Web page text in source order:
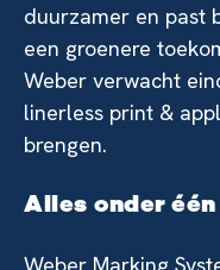
duurzamer en past
een groenere
Weber verwacht
linerless print &
brengen.
Alles onder
Weber Marking